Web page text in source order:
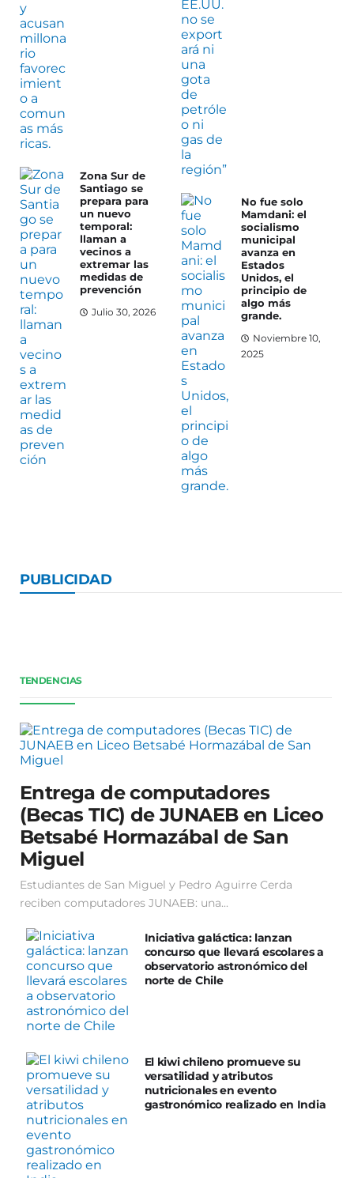
Zona Sur de
Santiago se
prepara para
un nuevo
temporal:
llaman a
vecinos a
extremar las
medidas de
prevención
Julio 30, 2026
No fue solo
Mamdani: el
socialismo
municipal
avanza en
Estados
Unidos, el
principio de
algo más
grande.
Noviembre 10,
2025
PUBLICIDAD
TENDENCIAS
Entrega de computadores
(Becas TIC) de JUNAEB en Liceo
Betsabé Hormazábal de San
Miguel
Estudiantes de San Miguel y Pedro Aguirre Cerda
reciben computadores JUNAEB: una...
Iniciativa galáctica: lanzan
concurso que llevará escolares a
observatorio astronómico del
norte de Chile
El kiwi chileno promueve su
versatilidad y atributos
nutricionales en evento
gastronómico realizado en India